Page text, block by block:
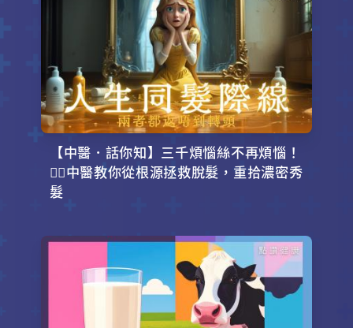
【中醫．話你知】三千煩惱絲不再煩惱！
💇‍♂️中醫教你從根源拯救脫髮，重拾濃密秀
髮